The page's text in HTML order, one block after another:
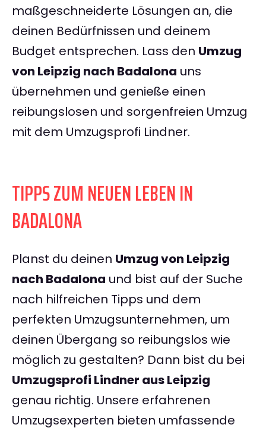
maßgeschneiderte Lösungen an, die
deinen Bedürfnissen und deinem
Budget entsprechen. Lass den Umzug
von Leipzig nach Badalona uns
übernehmen und genieße einen
reibungslosen und sorgenfreien Umzug
mit dem Umzugsprofi Lindner.
TIPPS ZUM NEUEN LEBEN IN
BADALONA
Planst du deinen Umzug von Leipzig
nach Badalona und bist auf der Suche
nach hilfreichen Tipps und dem
perfekten Umzugsunternehmen, um
deinen Übergang so reibungslos wie
möglich zu gestalten? Dann bist du bei
Umzugsprofi Lindner aus Leipzig
genau richtig. Unsere erfahrenen
Umzugsexperten bieten umfassende